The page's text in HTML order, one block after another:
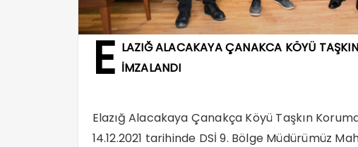
E LAZIĞ ALACAKAYA ÇANAKCA KÖYÜ
İMZALANDI
Elazığ Alacakaya Çanakça Köyü Taşkın
14.12.2021 tarihinde DSİ 9. Bölge Müdürümüz